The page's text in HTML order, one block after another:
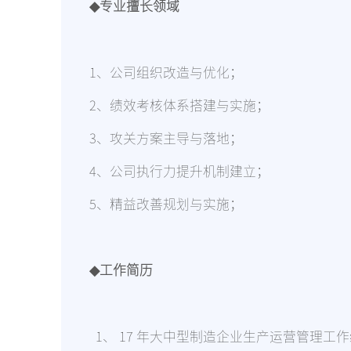
◆专业擅长领域
1、公司组织改造与优化；
2、绩效考核体系搭建与实施；
3、攻关方案主导与落地；
4、公司执行力提升机制建立；
5、精益改善规划与实施；
◆工作简历
1、 17 年大中型制造企业生产运营管理工